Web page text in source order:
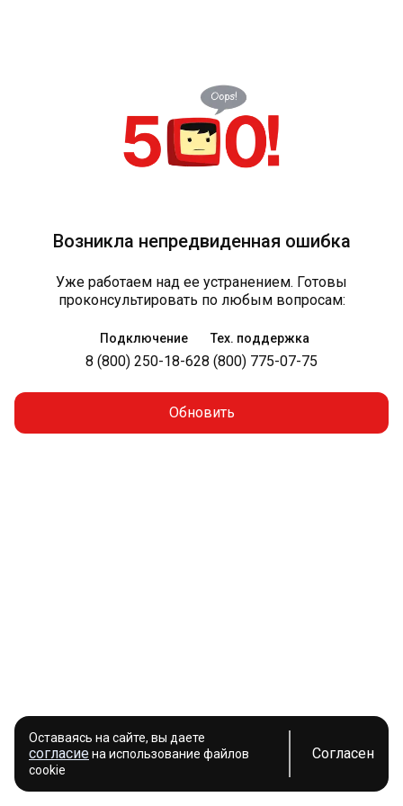
Возникла непредвиденная ошибка
Уже работаем над ее устранением. Готовы
проконсультировать по любым вопросам:
Подключение
8 (800) 250-18-62
Тех. поддержка
8 (800) 775-07-75
Обновить
Оставаясь на сайте, вы даете
согласиена использование файлов
cookie
Согласен